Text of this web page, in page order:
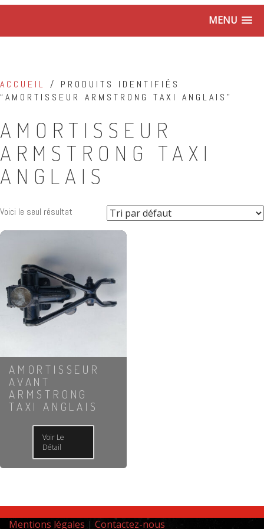
MENU
ACCUEIL / PRODUITS IDENTIFIÉS
“AMORTISSEUR ARMSTRONG TAXI ANGLAIS”
AMORTISSEUR
ARMSTRONG TAXI
ANGLAIS
Voici le seul résultat
AMORTISSEUR
AVANT
ARMSTRONG
TAXI ANGLAIS
Voir Le
Détail
Mentions légales | Contactez-nous